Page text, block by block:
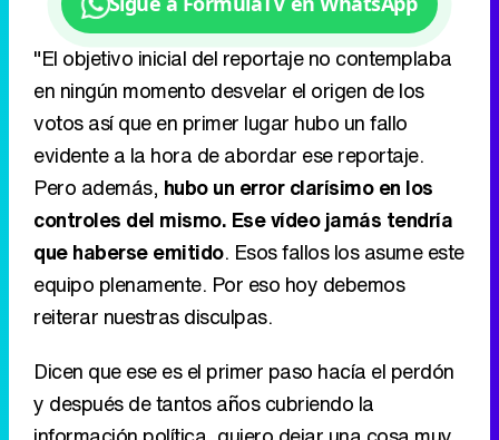
"El objetivo inicial del reportaje no contemplaba
en ningún momento desvelar el origen de los
votos así que en primer lugar hubo un fallo
evidente a la hora de abordar ese reportaje.
Pero además, hubo un error clarísimo en los
controles del mismo. Ese vídeo jamás tendría
que haberse emitido. Esos fallos los asume este
equipo plenamente. Por eso hoy debemos
reiterar nuestras disculpas.
Dicen que ese es el primer paso hacía el perdón
y después de tantos años cubriendo la